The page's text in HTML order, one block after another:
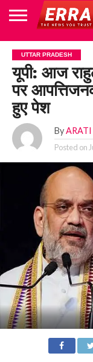
HOME
POLITICS
NEWS
BUSINESS
CULTURE
NATIONAL
SPORTS
LIFESTYLE
TRAVEL
OPINION
BREAKING
NEWS
ENTERTAINMENT
WORLD
CRIME
JOIN
US
UTTAR PRADESH
यूपी: आज
पर
हुए पेश
By ARATI
Posted on